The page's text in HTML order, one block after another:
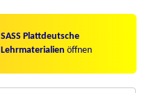
SASS Plattdeutsche
Lehrmaterialien öffnen